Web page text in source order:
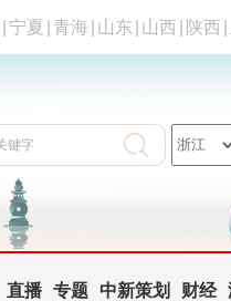
宁夏 青海 山东 山西 陕西
直播 专题 中新策划 财经